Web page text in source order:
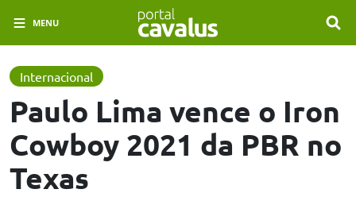
MENU
Internacional
Paulo Lima vence o Iron
Cowboy 2021 da PBR no
Texas